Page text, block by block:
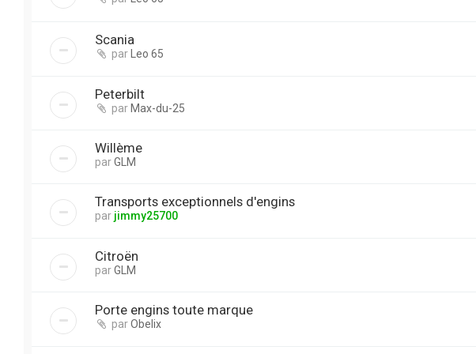
Scania
parLeo 65
Peterbilt
par Max-du-25
Willème
parGLM
Transports exceptionnels d'engins
par jimmy25700
Citroën
parGLM
Porte engins toute marque
parObelix